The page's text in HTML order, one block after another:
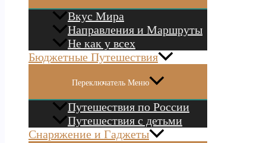
Вкус Мира
Направления и Маршруты
Не как у всех
Бюджетные Путешествия
Переключатель Меню
Путешествия по России
Путешествия с детьми
Снаряжение и Гаджеты